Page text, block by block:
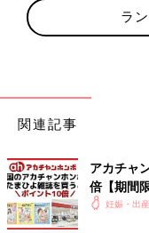
ラ
関連記事
アカチャ
倍【期間
妊娠・出産